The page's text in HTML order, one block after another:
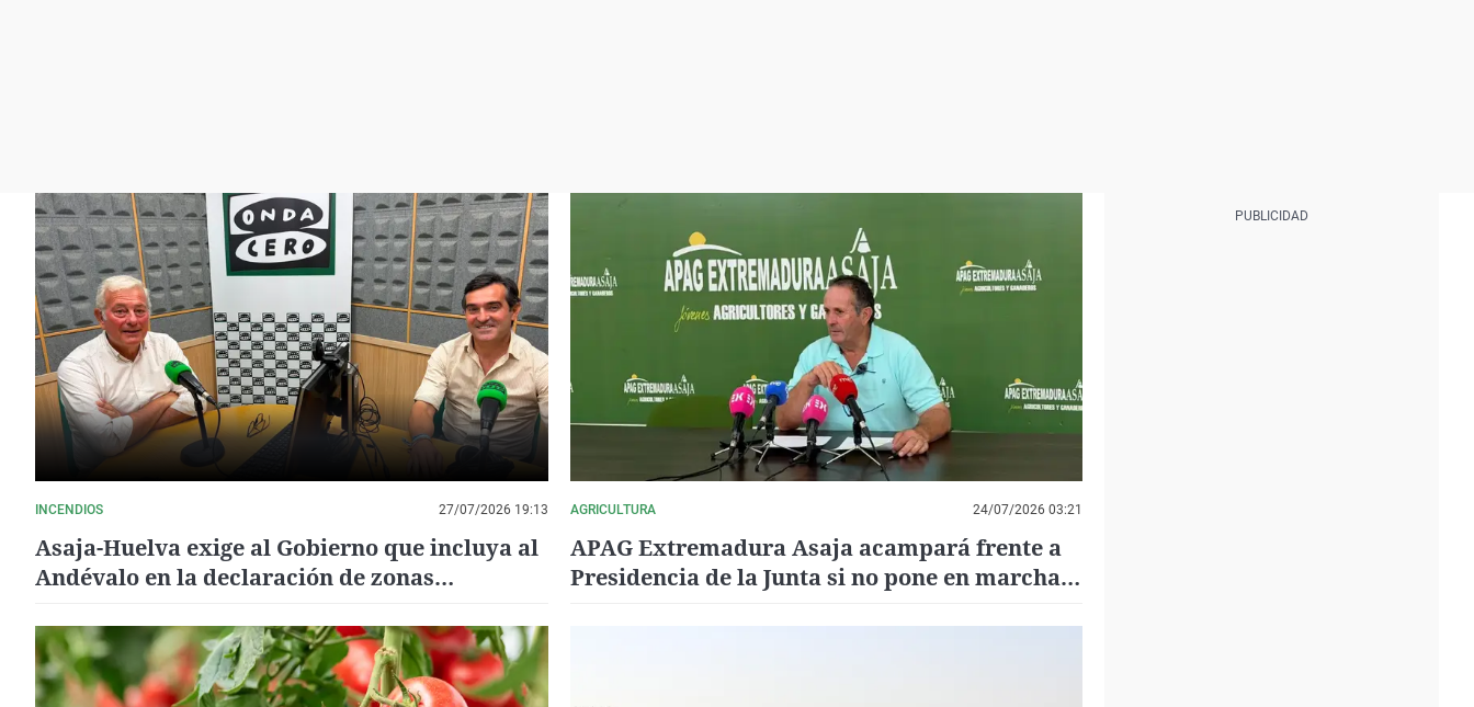
INCENDIOS 27/07/2026 19:13
Asaja-Huelva exige al Gobierno que incluya al
Andévalo en la declaración de zonas
Ministros
AGRICULTURA 24/07/2026 03:21
APAG Extremadura Asaja acampará frente a
Presidencia de la Junta si no pone en marcha